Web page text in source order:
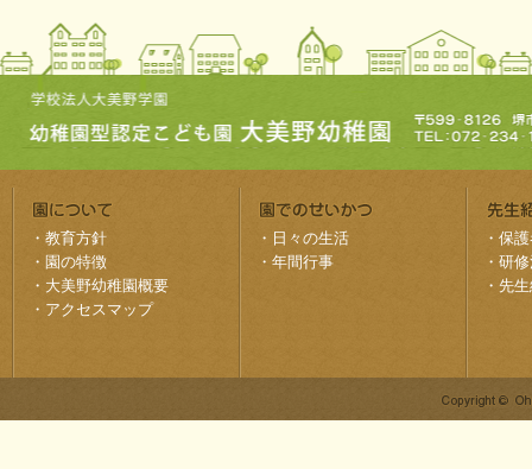
・ 教育方針
・ 園の特徴
・ 大美野幼稚園概要
・ アクセスマップ
・ 日々の生活
・ 年間行事
・ 保
・ 研
・ 先